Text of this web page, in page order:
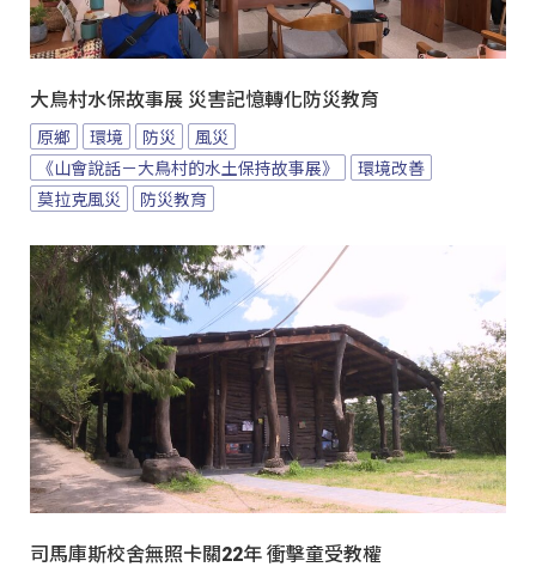
大鳥村水保故事展 災害記憶轉化防災教育
原鄉 環境 防災
風災
《山會說話－大鳥村的水土保持故事展》
環境改善
莫拉克風災
防災教育
司馬庫斯校舍無照卡關22年 衝擊童受教權